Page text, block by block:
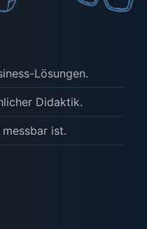
Lösungen.
Didaktik.
ist.